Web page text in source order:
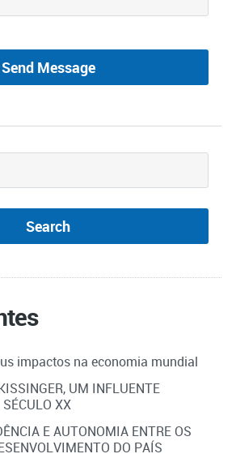
impactos na economia mundial
UM INFLUENTE
XX
E AUTONOMIA ENTRE OS
DO PAÍS